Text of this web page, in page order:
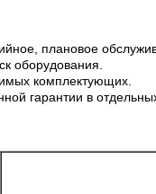
плановое
оборудования.
комплектующих.
гарантии в